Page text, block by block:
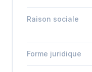
Raison sociale
Forme juridique